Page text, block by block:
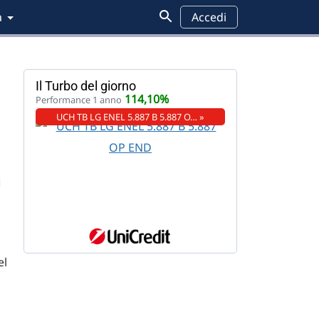
Accedi
Il Turbo del giorno
Performance 1 anno 114,10%
UCH TB LG ENEL 5.887 B 5.887 O… »